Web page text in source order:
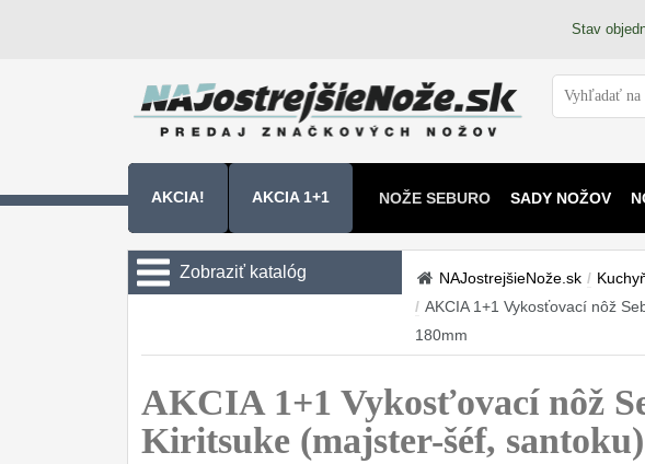
Stav
AKCIA! AKCIA 1+1 NOŽE SEBURO SADY NOŽOV
Zobraziť katalóg
Sady nožov
Kuchařské nože 30
Univerzálny nože 50
NAJostrejšieNože.sk /
/ AKCIA 1+1 Vykosťovací nôž
180mm
AKCIA 1+1 Vykosťovací nôž
Kiritsuke (majster-šéf,